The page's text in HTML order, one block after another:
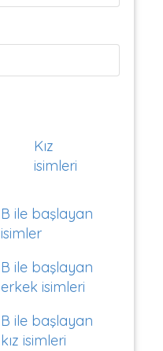
Kız
isimleri
B ile başlayan
isimler
B ile başlayan
erkek isimleri
B ile başlayan
kız isimleri